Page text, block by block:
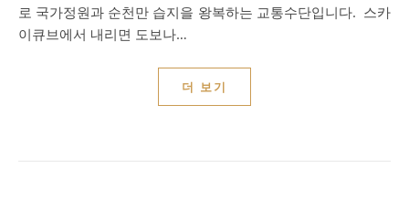
로 국가정원과 순천만 습지을 왕복하는 교통수단입니다. 스카
이큐브에서 내리면 도보나…
더 보기